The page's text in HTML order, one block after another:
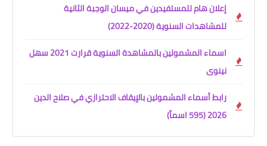
إعلان هام للمستفيدين في ميسان الوجبة الثانية
للمشاهدات السنوية (2020-2022)
اسماء المشمولين بالمشاهدة السنوية قرارت 2021 سهل
نينوى
رابط أسماء المشمولين بالإيقاف الاحترازي في صلاح الدين
2026 (595 اسماً)